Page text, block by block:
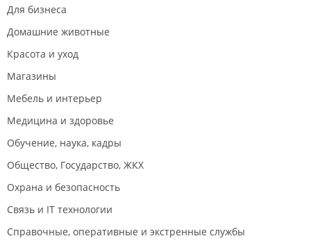
Для бизнеса
Домашние животные
Красота и уход
Магазины
Мебель и интерьер
Медицина и здоровье
Обучение, наука, кадры
Общество, Государство, ЖКХ
Охрана и безопасность
Связь и IT технологии
Справочные, оперативные и экстренные службы